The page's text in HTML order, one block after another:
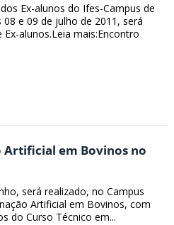
Ex-alunos do Ifes-Campus de
e 09 de julho de 2011, será
alunos.Leia mais:Encontro
Artificial em Bovinos no
será realizado, no Campus
Artificial em Bovinos, com
do Curso Técnico em...